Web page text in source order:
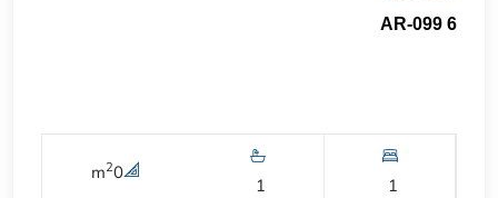
AR-099 6
1
1
0
m2